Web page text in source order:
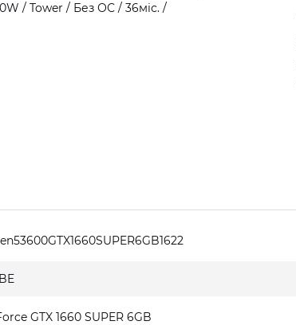
/ Tower / Без ОС / 36міс. /
GTX 1660 SUPER 6GB